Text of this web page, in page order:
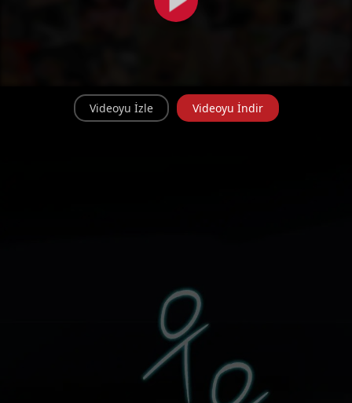
Videoyu İzle Videoyu İndir